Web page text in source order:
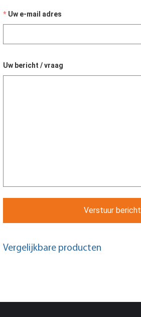
Uw e-mail adres
Uw bericht / vraag
Verstuur bericht
Vergelijkbare producten